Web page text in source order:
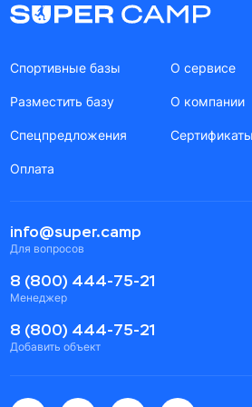
Спортивные базы
Разместить базу
Спецпредложения
Оплата
О сервисе
О компании
Сертификаты
info@super.camp
Для вопросов
8 (800) 444-75-21
Менеджер
8 (800) 444-75-21
Добавить объект